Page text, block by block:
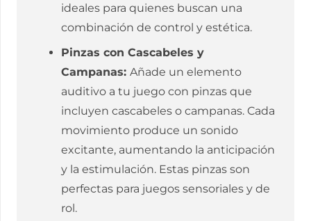
ideales para quienes buscan una
combinación de control y estética.
Pinzas con Cascabeles y
Campanas: Añade un elemento
auditivo a tu juego con pinzas que
incluyen cascabeles o campanas. Cada
movimiento produce un sonido
excitante, aumentando la anticipación
y la estimulación. Estas pinzas son
perfectas para juegos sensoriales y de
rol.